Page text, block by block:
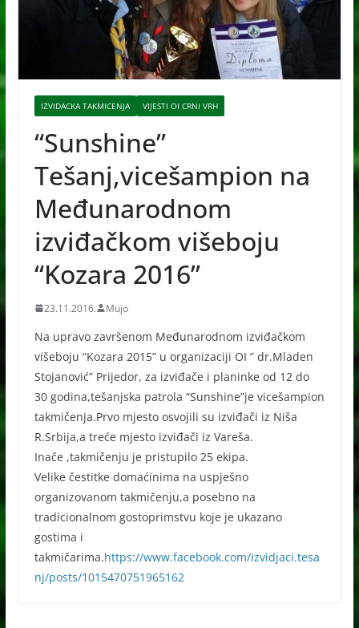
IZVIDACKA TAKMICENJA VIJESTI OI CRNI VRH
“Sunshine”
Tešanj,vicešampion na
Međunarodnom
izviđačkom višeboju
“Kozara 2016”
23.11.2016. Mujo
Na upravo završenom Međunarodnom izviđačkom
višeboju “Kozara 2015” u organizaciji OI ” dr.Mladen
Stojanović” Prijedor, za izviđače i planinke od 12 do
30 godina,tešanjska patrola “Sunshine”je vicešampion
takmičenja.Prvo mjesto osvojili su izviđači iz Niša
R.Srbija,a treće mjesto izviđači iz Vareša.
Inače ,takmičenju je pristupilo 25 ekipa.
Velike čestitke domaćinima na uspješno
organizovanom takmičenju,a posebno na
tradicionalnom gostoprimstvu koje je ukazano
gostima i
takmičarima.https://www.facebook.com/izvidjaci.tesa
nj/posts/1015470751965162